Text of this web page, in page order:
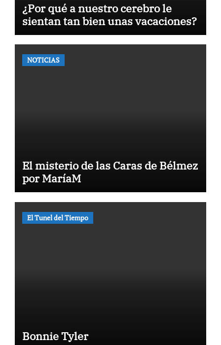
¿Por qué a nuestro cerebro le
sientan tan bien unas vacaciones?
NOTICIAS
El misterio de las Caras de Bélmez
por MaríaM
El Tunel del Tiempo
Bonnie Tyler